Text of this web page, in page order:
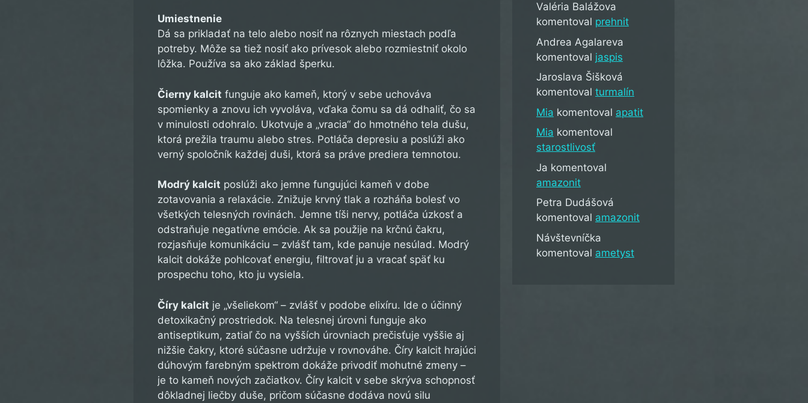
Umiestnenie
Dá sa prikladať na telo alebo nosiť na rôznych miestach podľa
potreby. Môže sa tiež nosiť ako prívesok alebo rozmiestniť okolo
lôžka. Používa sa ako základ šperku.
Čierny kalcit funguje ako kameň, ktorý v sebe uchováva
spomienky a znovu ich vyvoláva, vďaka čomu sa dá odhaliť, čo sa
v minulosti odohralo. Ukotvuje a „vracia“ do hmotného tela dušu,
ktorá prežila traumu alebo stres. Potláča depresiu a poslúži ako
verný spoločník každej duši, ktorá sa práve prediera temnotou.
Modrý kalcit poslúži ako jemne fungujúci kameň v dobe
zotavovania a relaxácie. Znižuje krvný tlak a rozháňa bolesť vo
všetkých telesných rovinách. Jemne tíši nervy, potláča úzkosť a
odstraňuje negatívne emócie. Ak sa použije na krčnú čakru,
rozjasňuje komunikáciu – zvlášť tam, kde panuje nesúlad. Modrý
kalcit dokáže pohlcovať energiu, filtrovať ju a vracať späť ku
prospechu toho, kto ju vysiela.
Číry kalcit je „všeliekom“ – zvlášť v podobe elixíru. Ide o účinný
detoxikačný prostriedok. Na telesnej úrovni funguje ako
antiseptikum, zatiaľ čo na vyšších úrovniach prečisťuje vyššie aj
nižšie čakry, ktoré súčasne udržuje v rovnováhe. Číry kalcit hrajúci
dúhovým farebným spektrom dokáže privodiť mohutné zmeny –
je to kameň nových začiatkov. Číry kalcit v sebe skrýva schopnosť
dôkladnej liečby duše, pričom súčasne dodáva novú silu
Valéria Balážova
komentoval prehnit
Andrea Agalareva
komentoval jaspis
Jaroslava Šišková
komentoval turmalín
Mia komentoval apatit
Mia komentoval
starostlivosť
Ja komentoval
amazonit
Petra Dudášová
komentoval amazonit
Návštevníčka
komentoval ametyst